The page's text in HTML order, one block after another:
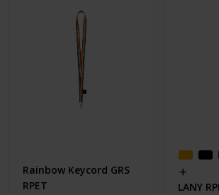
Rainbow Keycord GRS
RPET
LANY